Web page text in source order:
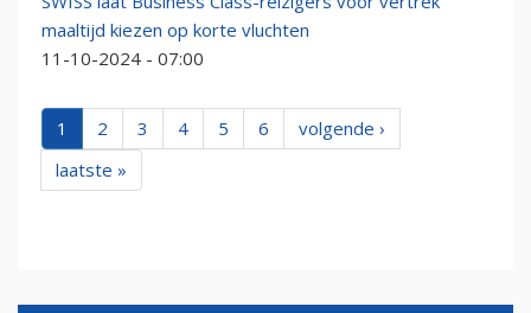
maaltijd kiezen op korte vluchten
11-10-2024 - 07:00
1 2 3 4 5 6
volgende ›
laatste »